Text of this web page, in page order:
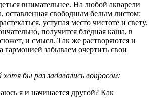
внимательнее. На любой акварели
оставленная свободным белым листом:
уступая место чистоте и свету.
получится бледная каша, в
сюжет, и смысл. Так же растворяются и
гармонией забываем очертить свои
бы раз задавались вопросом:
я и начинается другой? Как